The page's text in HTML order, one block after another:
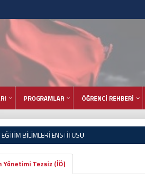
PROGRAMLAR ÖĞRENCİ REHBERİ
EĞİTİM BİLİMLERİ ENSTİTÜSÜ
Yönetimi Tezsiz (İÖ)